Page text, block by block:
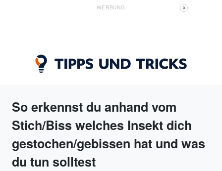
WERBUNG X
So erkennst du anhand vom
Stich/Biss welches Insekt dich
gestochen/gebissen hat und was
du tun solltest